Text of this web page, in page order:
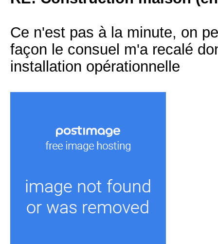
Ce n'est pas à la minute, on
façon le consuel m'a recalé
installation opérationnelle